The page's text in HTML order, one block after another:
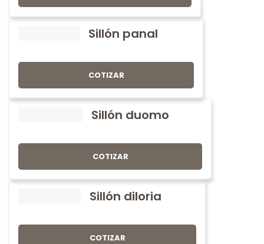
Sillón panal
COTIZAR
Sillón duomo
COTIZAR
Sillón diloria
COTIZAR